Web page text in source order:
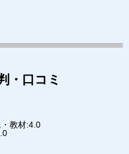
・口コミ
教材:4.0